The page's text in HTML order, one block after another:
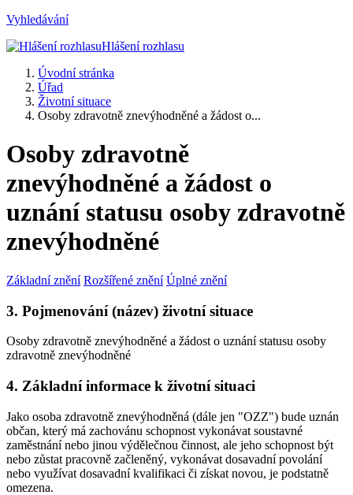
Vyhledávání
Hlášení rozhlasu
Úvodní stránka
Úřad
Životní situace
Osoby zdravotně znevýhodněné a žádost o...
Osoby zdravotně
znevýhodněné a žádost o
uznání statusu osoby zdravotně
znevýhodněné
Základní znění Rozšířené znění Úplné znění
3. Pojmenování (název) životní situace
Osoby zdravotně znevýhodněné a žádost o uznání statusu osoby
zdravotně znevýhodněné
4. Základní informace k životní situaci
Jako osoba zdravotně znevýhodněná (dále jen "OZZ") bude uznán
občan, který má zachovánu schopnost vykonávat soustavné
zaměstnání nebo jinou výdělečnou činnost, ale jeho schopnost být
nebo zůstat pracovně začleněný, vykonávat dosavadní povolání
nebo využívat dosavadní kvalifikaci či získat novou, je podstatně
omezena.